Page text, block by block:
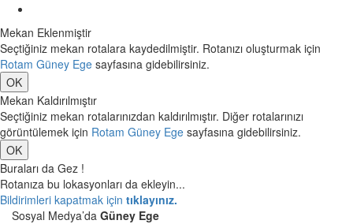
Mekan Eklenmiştir
Seçtiğiniz mekan rotalara kaydedilmiştir. Rotanızı oluşturmak için
Rotam Güney Ege sayfasına gidebilirsiniz.
OK
Mekan Kaldırılmıştır
Seçtiğiniz mekan rotalarınızdan kaldırılmıştır. Diğer rotalarınızı
görüntülemek için Rotam Güney Ege sayfasına gidebilirsiniz.
OK
Buraları da Gez !
Rotanıza bu lokasyonları da ekleyin...
Bildirimleri kapatmak için tıklayınız.
Sosyal Medya’da Güney Ege